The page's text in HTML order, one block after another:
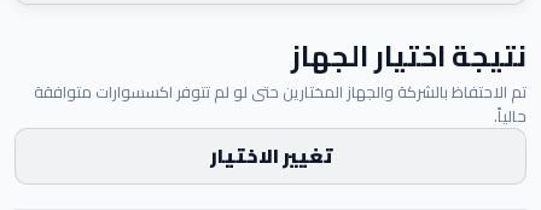
نتيجة اختيار الجهاز
تم الاحتفاظ بالشركة والجهاز المختارين حتى لو لم تتوفر اكسسوارات متوافقة
حالياً.
تغيير الاختيار